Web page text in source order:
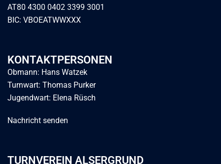
AT80 4300 0402 3399 3001
BIC: VBOEATWWXXX
KONTAKTPERSONEN
Obmann: Hans Watzek
Turnwart: Thomas Purker
Jugendwart: Elena Rüsch
Nachricht senden
TURNVEREIN ALSERGRUND